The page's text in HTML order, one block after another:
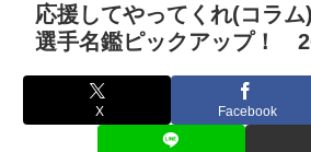
応援してやってくれ(コラ
選手名鑑ピックアップ！
X Facebook